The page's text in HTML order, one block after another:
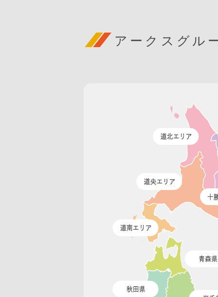
アークスグル